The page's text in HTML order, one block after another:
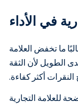
في الأداء
ما تخفض العلامة
الطويل لأن الثقة
أكثر كفاءة.
للعلامة التجارية